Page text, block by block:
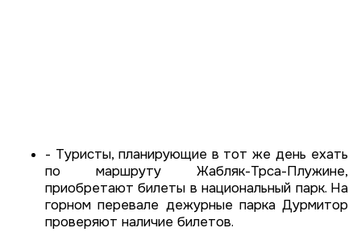
- Туристы, планирующие в тот же день ехать
по маршруту Жабляк-Трса-Плужине,
приобретают билеты в национальный парк. На
горном перевале дежурные парка Дурмитор
проверяют наличие билетов.